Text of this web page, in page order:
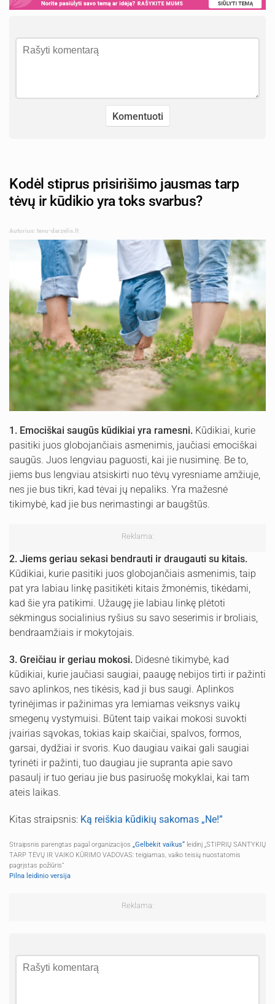
Kodėl stiprus prisirišimo jausmas tarp
tėvų ir kūdikio yra toks svarbus?
Autorius: tevu-darzelis.lt
1. Emociškai saugūs kūdikiai yra ramesni. Kūdikiai, kurie
pasitiki juos globojančiais asmenimis, jaučiasi emociškai
saugūs. Juos lengviau paguosti, kai jie nusiminę. Be to,
jiems bus lengviau atsiskirti nuo tėvų vyresniame amžiuje,
nes jie bus tikri, kad tėvai jų nepaliks. Yra mažesnė
tikimybė, kad jie bus nerimastingi ar baugštūs.
Reklama:
2. Jiems geriau sekasi bendrauti ir draugauti su kitais.
Kūdikiai, kurie pasitiki juos globojančiais asmenimis, taip
pat yra labiau linkę pasitikėti kitais žmonėmis, tikėdami,
kad šie yra patikimi. Užaugę jie labiau linkę plėtoti
sėkmingus socialinius ryšius su savo seserimis ir broliais,
bendraamžiais ir mokytojais.
3. Greičiau ir geriau mokosi. Didesnė tikimybė, kad
kūdikiai, kurie jaučiasi saugiai, paaugę nebijos tirti ir pažinti
savo aplinkos, nes tikėsis, kad ji bus saugi. Aplinkos
tyrinėjimas ir pažinimas yra lemiamas veiksnys vaikų
smegenų vystymuisi. Būtent taip vaikai mokosi suvokti
įvairias sąvokas, tokias kaip skaičiai, spalvos, formos,
garsai, dydžiai ir svoris. Kuo daugiau vaikai gali saugiai
tyrinėti ir pažinti, tuo daugiau jie supranta apie savo
pasaulį ir tuo geriau jie bus pasiruošę mokyklai, kai tam
ateis laikas.
Kitas straipsnis: Ką reiškia kūdikių sakomas „Ne!”
Straipsnis parengtas pagal organizacijos „Gelbėkit vaikus“ leidinį „STIPRIŲ SANTYKIŲ
TARP TĖVŲ IR VAIKO KŪRIMO VADOVAS: teigiamas, vaiko teisių nuostatomis
pagrįstas požiūris“
Pilna leidinio versija
Reklama: